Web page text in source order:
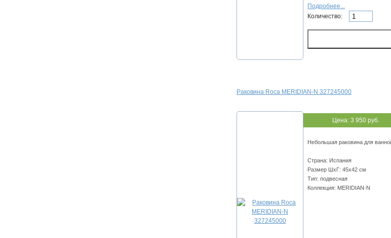
Подробнее...
Количество:
Раковина Roca MERIDIAN-N 327245000
Цена: 3 950 руб.
Небольшая раковина для
Страна: Испания
Размер ШхГ: 45х42 см
Тип: подвесная
Коллекция: MERIDIAN-N